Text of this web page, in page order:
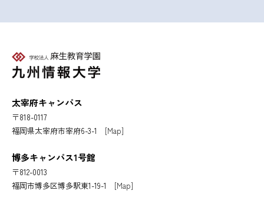
太宰府キャンパス
〒818-0117
福岡県太宰府市宰府6-3-1 [Map]
博多キャンパス1号館
〒812-0013
福岡市博多区博多駅東1-19-1 [Map]